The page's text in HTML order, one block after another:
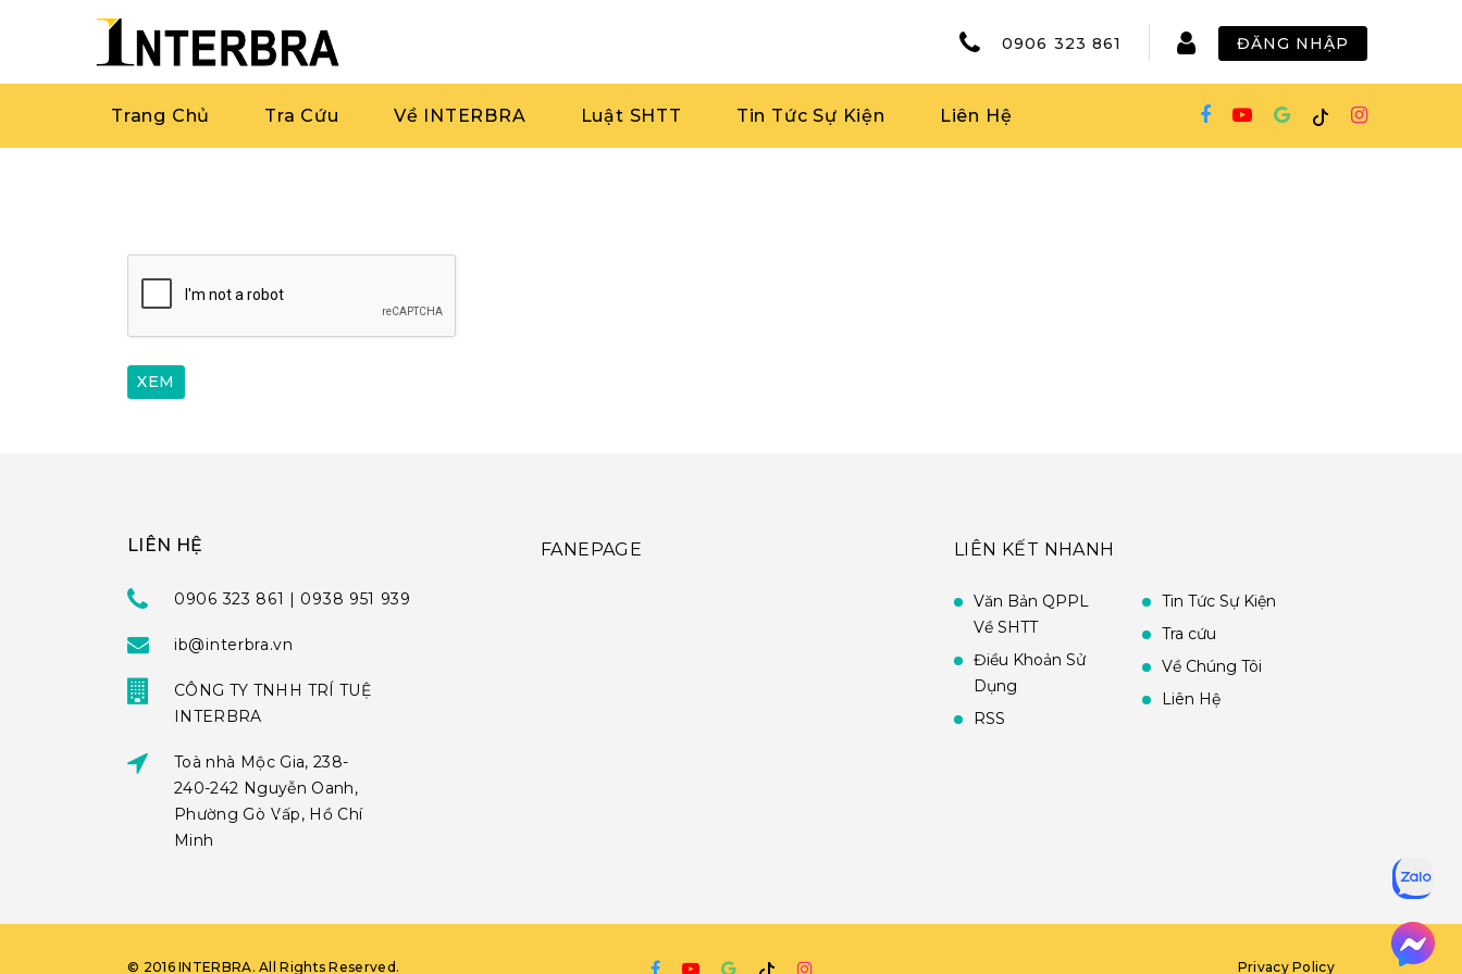
0906 323 861 ĐĂNG NHẬP
Trang Chủ Tra Cứu Về INTERBRA Luật SHTT Tin Tức Sự Kiện Liên Hệ
LIÊN HỆ
0906 323 861 | 0938 951 939
ib@interbra.vn
CÔNG TY TNHH TRÍ TUỆ
INTERBRA
Toà nhà Mộc Gia, 238-
240-242 Nguyễn Oanh,
Phường Gò Vấp, Hồ Chí
Minh
FANEPAGE LIÊN KẾT NHANH
Văn Bản QPPL
Về SHTT
Điều Khoản Sử
Dụng
RSS
Tin Tức Sự Kiện
Tra cứu
Về Chúng Tôi
Liên Hệ
© 2016 INTERBRA. All Rights Reserved. Privacy Policy